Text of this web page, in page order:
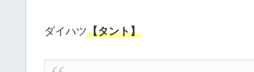
ダイハツ【タント】